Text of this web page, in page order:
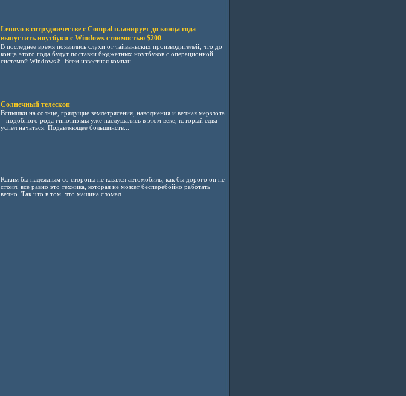
Lenovo в сотрудничестве с Compal планирует до конца года
выпустить ноутбуки с Windows стоимостью $200
В последнее время появились слухи от тайваньских производителей, что до
конца этого года будут поставки бюджетных ноутбуков с операционной
системой Windows 8. Всем известная компан...
Солнечный телескоп
Вспышки на солнце, грядущие землетрясения, наводнения и вечная мерзлота
– подобного рода гипотиз мы уже наслушались в этом веке, который едва
успел начаться. Подавляющее большинств...
Каким бы надежным со стороны не казался автомобиль, как бы дорого он не
стоил, все равно это техника, которая не может бесперебойно работать
вечно. Так что в том, что машина сломал...